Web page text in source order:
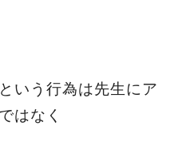
いう行為は先生にア
はなく